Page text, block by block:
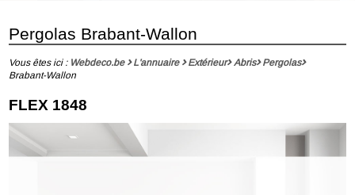
Pergolas Brabant-Wallon
Vous êtes ici : Webdeco.be L'annuaire Extérieur Abris Pergolas
Brabant-Wallon
FLEX 1848